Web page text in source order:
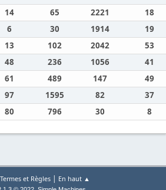
14 65 2221
18
6 30 1914
19
13 102 2042
53
48 236 1056
41
61 489 147
49
97 1595 82
37
80 796 30 8
Termes et Règles| En haut ▲